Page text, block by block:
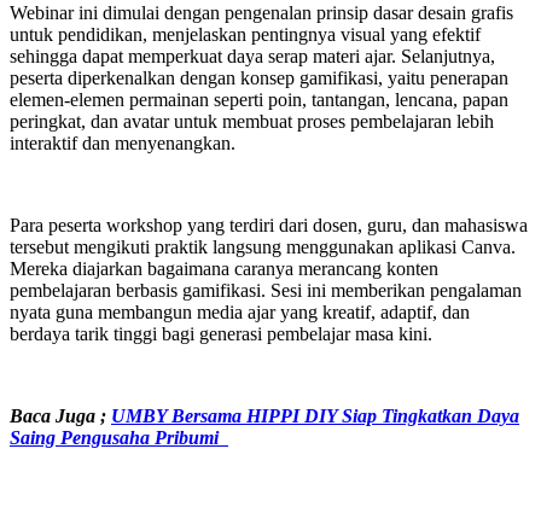
Webinar ini dimulai dengan pengenalan prinsip dasar desain grafis
untuk pendidikan, menjelaskan pentingnya visual yang efektif
sehingga dapat memperkuat daya serap materi ajar. Selanjutnya,
peserta diperkenalkan dengan konsep gamifikasi, yaitu penerapan
elemen-elemen permainan seperti poin, tantangan, lencana, papan
peringkat, dan avatar untuk membuat proses pembelajaran lebih
interaktif dan menyenangkan.
Para peserta workshop yang terdiri dari dosen, guru, dan mahasiswa
tersebut mengikuti praktik langsung menggunakan aplikasi Canva.
Mereka diajarkan bagaimana caranya merancang konten
pembelajaran berbasis gamifikasi. Sesi ini memberikan pengalaman
nyata guna membangun media ajar yang kreatif, adaptif, dan
berdaya tarik tinggi bagi generasi pembelajar masa kini.
Baca Juga ; UMBY Bersama HIPPI DIY Siap Tingkatkan Daya
Saing Pengusaha Pribumi